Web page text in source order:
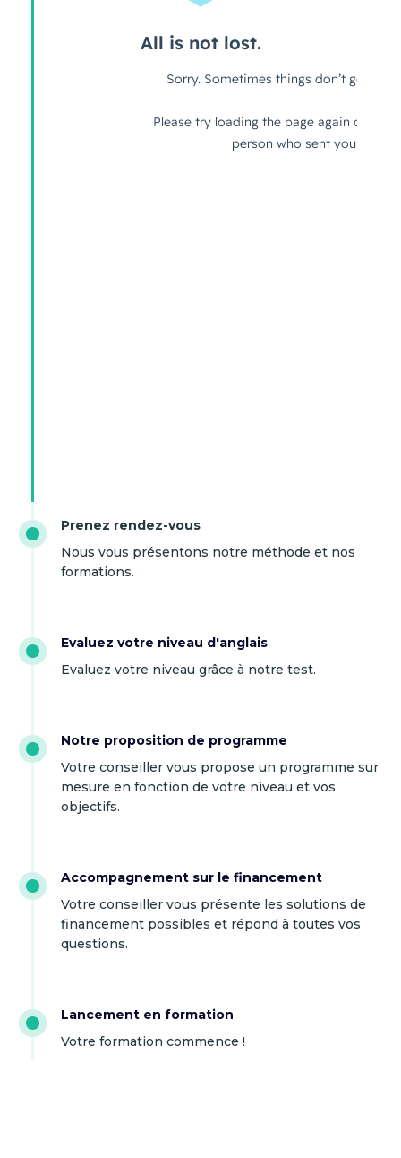
Prenez rendez-vous
Nous vous présentons notre méthode et nos
formations.
Evaluez votre niveau d'anglais
Evaluez votre niveau grâce à notre test.
Notre proposition de programme
Votre conseiller vous propose un programme sur
mesure en fonction de votre niveau et vos
objectifs.
Accompagnement sur le financement
Votre conseiller vous présente les solutions de
financement possibles et répond à toutes vos
questions.
Lancement en formation
Votre formation commence !